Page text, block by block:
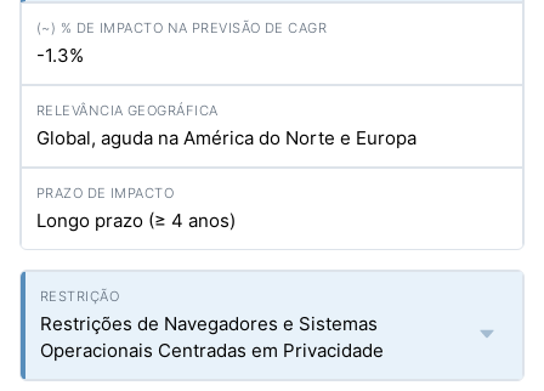
-1.3%
Global, aguda na América do Norte e Europa
Longo prazo (≥ 4 anos)
Restrições de Navegadores e Sistemas
Operacionais Centradas em Privacidade